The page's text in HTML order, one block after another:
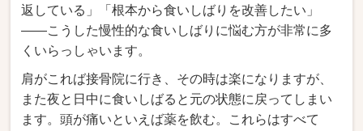
返している」「根本から食いしばりを改善したい」
――こうした慢性的な食いしばりに悩む方が非常に多
くいらっしゃいます。
肩がこれば接骨院に行き、その時は楽になりますが、
また夜と日中に食いしばると元の状態に戻ってしまい
ます。頭が痛いといえば薬を飲む。これらはすべて